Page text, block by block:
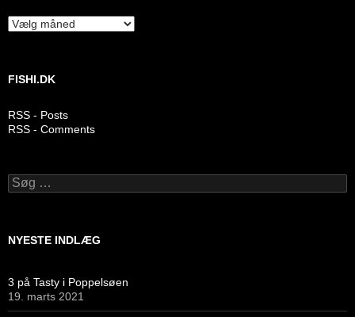
Arkiver
FISHI.DK
RSS - Posts
RSS - Comments
Søg
efter:
NYESTE INDLÆG
3 på Tasty i Poppelsøen
19. marts 2021